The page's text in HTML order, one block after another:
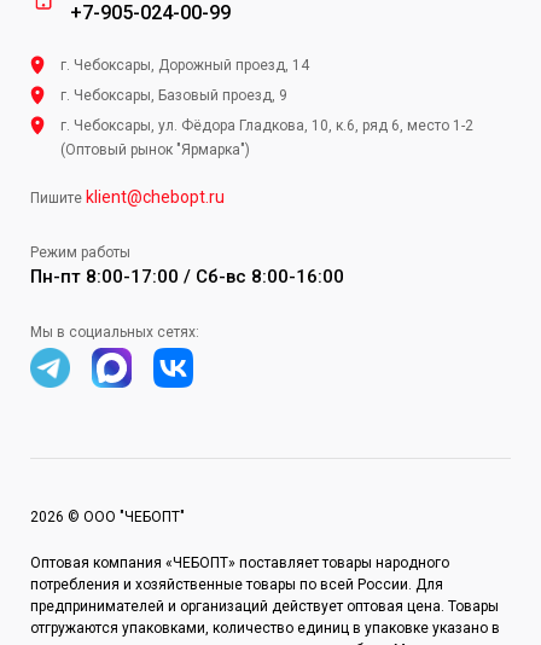
+7-905-024-00-99
г. Чебоксары, Дорожный проезд, 14
г. Чебоксары, Базовый проезд, 9
г. Чебоксары, ул. Фёдора Гладкова, 10, к.6, ряд 6, место 1-2
(Оптовый рынок "Ярмарка")
Пишите klient@chebopt.ru
Режим работы
Пн-пт 8:00-17:00 / Сб-вс 8:00-16:00
Мы в социальных сетях:
2026 © ООО "ЧЕБОПТ"
Оптовая компания «ЧЕБОПТ» поставляет товары народного
потребления и хозяйственные товары по всей России. Для
предпринимателей и организаций действует оптовая цена. Товары
отгружаются упаковками, количество единиц в упаковке указано в